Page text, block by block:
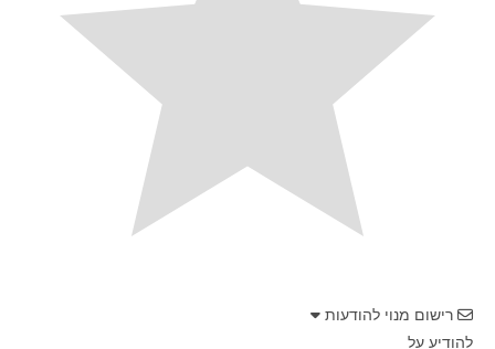
רישום מנוי להודעות
להודיע על